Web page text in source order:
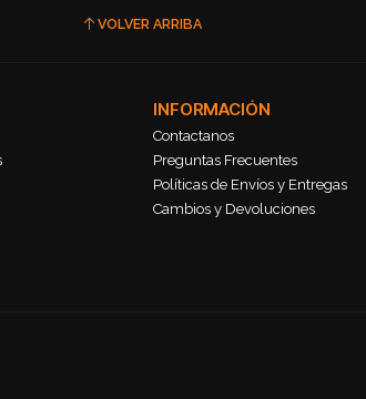
VOLVER ARRIBA
INFORMACIÓN
Contactanos
Preguntas Frecuentes
Políticas de Envíos y Entregas
Cambios y Devoluciones